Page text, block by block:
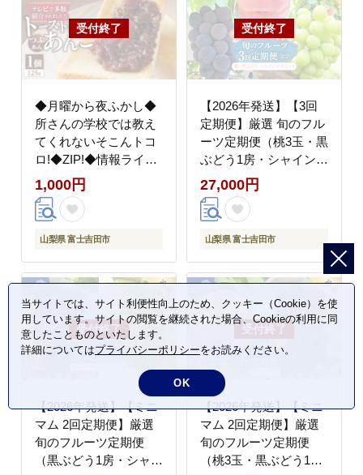
◆月曜から夜ふかし◆
所さんの学校では教え
てくれないそこんトコ
ロ!◆ZIP!◆情報ライブ
ミヤネ屋◆ヒルナンデ
ス…その他多数で紹介
されました！！富士山
んこ好きのためのこだ
わりトースト用あんこ
125ｇ（つぶあん）1個
【マツコの知らない世
界】
1,000円
山梨県 富士吉田市
【2026年発送】【3回
定期便】厳選 旬のフル
ーツ定期便（桃3玉・黒
ぶどう1房・シャインマ
スカット1房）【マツコ
の知らない世界】
27,000円
山梨県 富士吉田市
【2026年発送】【ミニ
マム 2回定期便】厳選
旬のフルーツ定期便
（黒ぶどう1房・シャイ
【2026年発送】【ミニ
マム 2回定期便】厳選
旬のフルーツ定期便
（桃3玉・黒ぶどう1
当サイトでは、サイト利便性向上のため、クッキー（Cookie）を使
用しています。サイトの閲覧を継続された場合、Cookieの利用に同
意したことものといたします。
詳細についてはプライバシーポリシーをお読みください。
OK